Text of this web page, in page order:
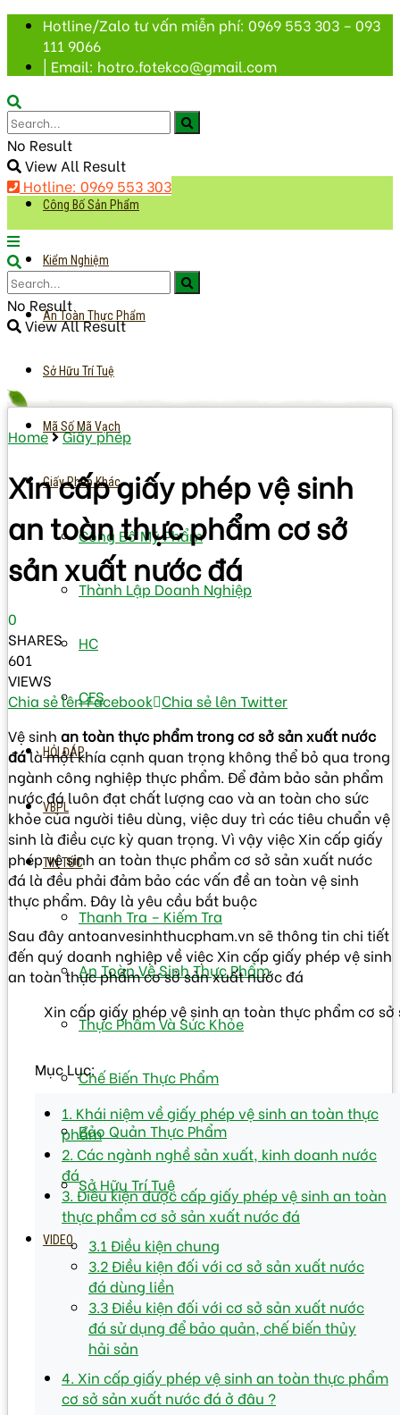
Hotline/Zalo tư vấn miễn phí: 0969 553 303 – 093
111 9066
| Email: hotro.fotekco@gmail.com
No Result
View All Result
Hotline: 0969 553 303
Công Bố Sản Phẩm
Kiểm Nghiệm
An Toàn Thực Phẩm
Sở Hữu Trí Tuệ
Mã Số Mã Vạch
Giấy Phép Khác
Công Bố Mỹ Phẩm
Thành Lập Doanh Nghiệp
HC
CFS
HỎI ĐÁP
VBPL
TIN TỨC
Thanh Tra – Kiếm Tra
An Toàn Vệ Sinh Thực Phẩm
Thực Phẩm Và Sức Khỏe
Chế Biến Thực Phẩm
Bảo Quản Thực Phẩm
Sở Hữu Trí Tuệ
VIDEO
No Result
View All Result
Home Giấy phép
Xin cấp giấy phép vệ sinh
an toàn thực phẩm cơ sở
sản xuất nước đá
0
SHARES
601
VIEWS
Chia sẻ lên Facebook Chia sẻ lên Twitter
Vệ sinh an toàn thực phẩm trong cơ sở sản xuất nước
đálà một khía cạnh quan trọng không thể bỏ qua trong
ngành công nghiệp thực phẩm. Để đảm bảo sản phẩm
nước đá luôn đạt chất lượng cao và an toàn cho sức
khỏe của người tiêu dùng, việc duy trì các tiêu chuẩn vệ
sinh là điều cực kỳ quan trọng. Vì vậy việc Xin cấp giấy
phép vệ sinh an toàn thực phẩm cơ sở sản xuất nước
đá là đều phải đảm bảo các vấn đề an toàn vệ sinh
thực phẩm. Đây là yêu cầu bắt buộc
Sau đây antoanvesinhthucpham.vn sẽ thông tin chi tiết
đến quý doanh nghiệp về việc Xin cấp giấy phép vệ sinh
an toàn thực phẩm cơ sở sản xuất nước đá
Xin cấp giấy phép vệ sinh an toàn thực phẩm cơ
Mục Lục:
1. Khái niệm về giấy phép vệ sinh an toàn thực
phẩm
2. Các ngành nghề sản xuất, kinh doanh nước
đá
3. Điều kiện được cấp giấy phép vệ sinh an toàn
thực phẩm cơ sở sản xuất nước đá
3.1 Điều kiện chung
3.2 Điều kiện đối với cơ sở sản xuất nước
đá dùng liền
3.3 Điều kiện đối với cơ sở sản xuất nước
đá sử dụng để bảo quản, chế biến thủy
hải sản
4. Xin cấp giấy phép vệ sinh an toàn thực phẩm
cơ sở sản xuất nước đá ở đâu ?